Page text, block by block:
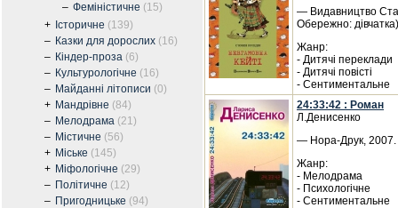
– Феміністичне (15)
+ Історичне (139)
– Казки для дорослих (16)
– Кіндер-проза (6)
– Культурологічне (16)
– Майданні літописи (0)
+ Мандрівне (84)
– Мелодрама (21)
– Містичне (56)
+ Міське (145)
+ Міфологічне (29)
– Політичне (12)
– Пригодницьке (94)
— Видавництво
Обережно:
Жанр:
- Дитячі переклади
- Дитячі повісті
- Сентиментальне
24:33:42 : Роман
Л.Денисенко
— Нора-Друк,
Жанр:
- Мелодрама
- Психологічне
- Сентиментальне